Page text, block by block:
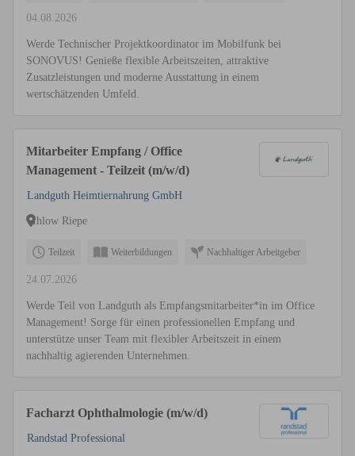
04.08.2026
Werde Technischer Projektkoordinator im Mobilfunk bei
SONOVUS! Genieße flexible Arbeitszeiten, attraktive
Zusatzleistungen und moderne Ausstattung in einem
wertschätzenden Umfeld.
Mitarbeiter Empfang / Office
Management - Teilzeit (m/w/d)
Landguth Heimtiernahrung GmbH
Ihlow Riepe
Teilzeit Weiterbildungen Nachhaltiger Arbeitgeber
24.07.2026
Werde Teil von Landguth als Empfangsmitarbeiter*in im Office
Management! Sorge für einen professionellen Empfang und
unterstütze unser Team mit flexibler Arbeitszeit in einem
nachhaltig agierenden Unternehmen.
Facharzt Ophthalmologie (m/w/d)
Randstad Professional